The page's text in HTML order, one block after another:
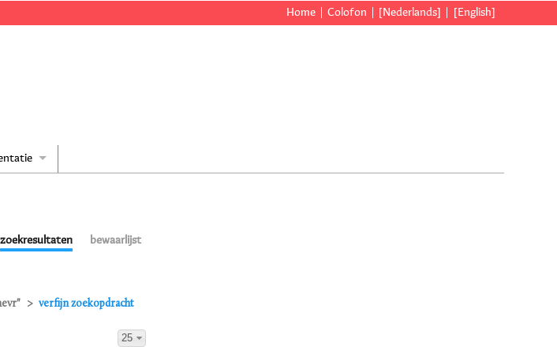
Home Colofon [Nederlands] [English]
zoekresultaten bewaarlijst
verfijn zoekopdracht
25